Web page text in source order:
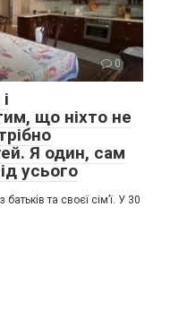
0
що ніхто не
Я один, сам
усього
та своєї сім’ї. У 30